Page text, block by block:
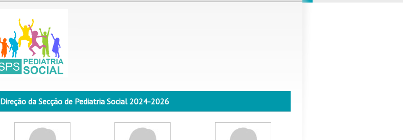
Direção da Secção de Pediatria Social 2024-2026